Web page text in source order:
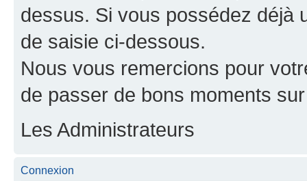
dessus. Si vous possédez déjà
de saisie ci-dessous.
Nous vous remercions pour
de passer de bons moments
Les Administrateurs
Connexion